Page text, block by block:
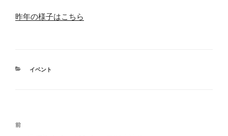
昨年の様子はこちら
カ
イベント
投
前
前